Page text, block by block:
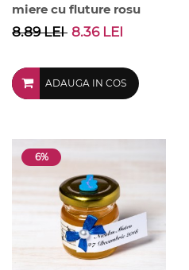
miere cu fluture rosu
8.89 LEI 8.36 LEI
ADAUGA IN COS
6%